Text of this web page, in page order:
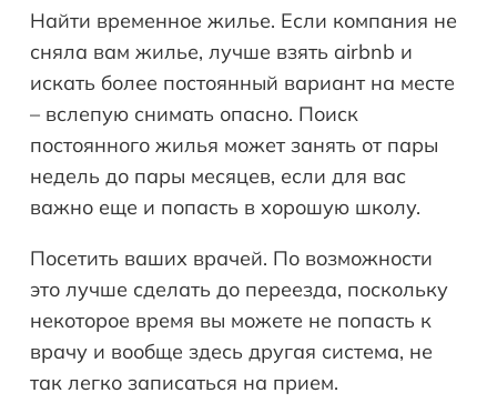
Найти временное жилье. Если компания не
сняла вам жилье, лучше взять airbnb и
искать более постоянный вариант на месте
– вслепую снимать опасно. Поиск
постоянного жилья может занять от пары
недель до пары месяцев, если для вас
важно еще и попасть в хорошую школу.
Посетить ваших врачей. По возможности
это лучше сделать до переезда, поскольку
некоторое время вы можете не попасть к
врачу и вообще здесь другая система, не
так легко записаться на прием.